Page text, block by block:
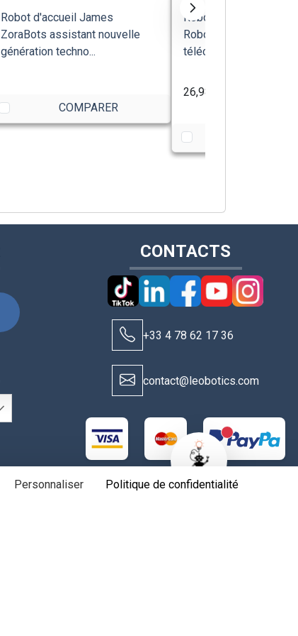
Robot d'accueil James
ZoraBots assistant nouvelle
génération techno...
COMPARER
Robot accueil Pepper
Robotics, humanoïde
télécom...
26,988.00€
CONTACTS
+33 4 78 62 17 36
contact@leobotics.com
New alerts
Personnaliser Politique de confidentialité